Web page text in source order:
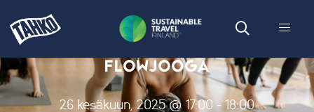
FLOWJOOGA
26 kesäkuun, 2025 @ 17:00 -18:00